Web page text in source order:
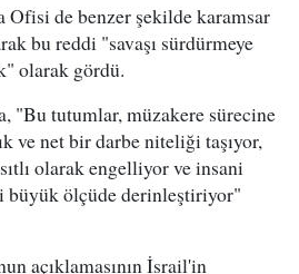
Ofisi de benzer şekilde karamsar
bu reddi "savaşı sürdürmeye
olarak gördü.
"Bu tutumlar, müzakere sürecine
ve net bir darbe niteliği taşıyor,
olarak engelliyor ve insani
büyük ölçüde derinleştiriyor"
açıklamasının İsrail'in